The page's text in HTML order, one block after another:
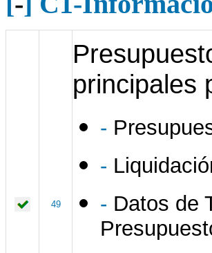
49
principales
-
-
- Datos de